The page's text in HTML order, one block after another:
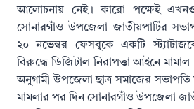
আলোচনায় নেই। কারো পক্ষেই এখনও
সোনারগাঁও উপজেলা জাতীয়পার্টির
২০ নভেম্বর ফেসবুকে একটি
বিরুদ্ধে ডিজিটাল নিরাপত্তা আইনে
অনুগামী উপজেলা ছাত্র সমাজের
মামলার পর দিন সোনারগাঁও উপজেলা